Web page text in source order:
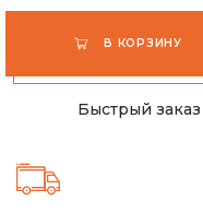
В КОРЗИНУ
Быстрый заказ